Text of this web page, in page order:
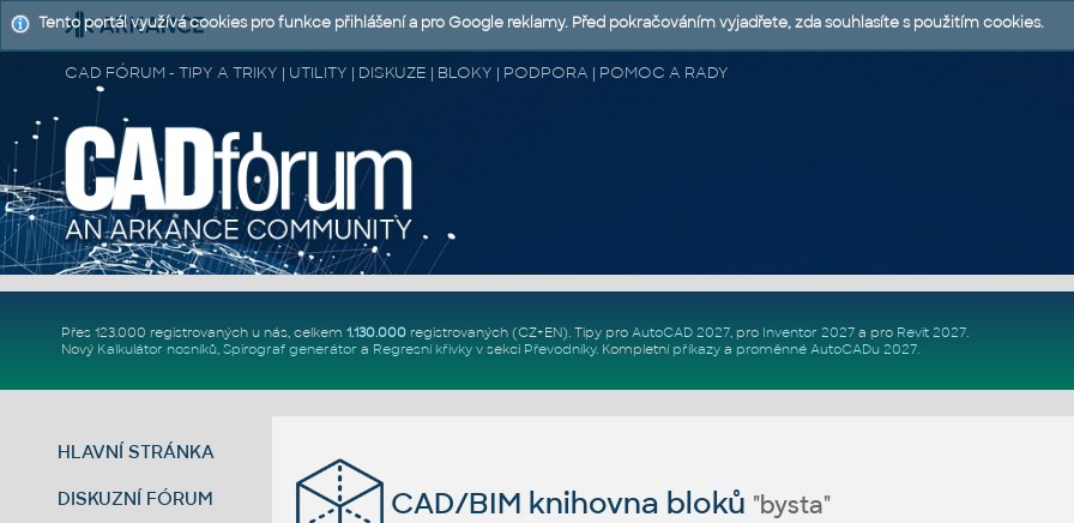
CAD FÓRUM - TIPY A TRIKY | UTILITY | DISKUZE | BLOKY | PODPORA | POMOC A RADY
Přes 123.000 registrovaných u nás, celkem 1.130.000registrovaných (CZ+EN). Tipy pro AutoCAD 2027, pro Inventor 2027a pro Revit 2027.
Nový Kalkulátor nosníků, Spirograf generátor a Regresní křivkyv sekci Převodníky. Kompletní příkazya proměnné AutoCADu 2027.
HLAVNÍ STRÁNKA
DISKUZNÍ FÓRUM CAD/BIM knihovna bloků "bysta"
Tento portál využívá cookies pro funkce přihlášení a pro Google reklamy. Před pokračováním vyjadřete, zda souhlasíte s použitím cookies.